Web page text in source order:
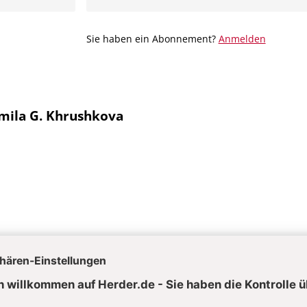
Sie haben ein Abonnement? Anmelden
G. Khrushkova